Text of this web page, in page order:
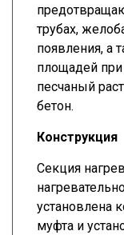
трубах,
появления, а
площадей
песчаный
бетон.
Конструкция
Секция
установлена
муфта и